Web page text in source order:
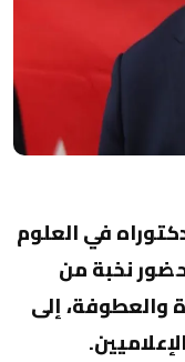
في العلوم
نخبة من
والعطوفة، إلى